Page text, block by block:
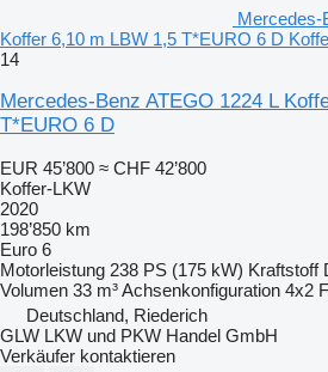
Mercedes-
Koffer 6,10 m LBW 1,5 T*EURO 6 D
14
Mercedes-Benz ATEGO 1224 L
T*EURO 6 D
EUR 45’800 ≈ CHF 42’800
Koffer-LKW
2020
198’850 km
Euro 6
Motorleistung 238 PS (175 kW) Kraftstoff
Volumen 33 m³Achsenkonfiguration 4x2
Deutschland, Riederich
GLW LKW und PKW Handel GmbH
Verkäufer kontaktieren